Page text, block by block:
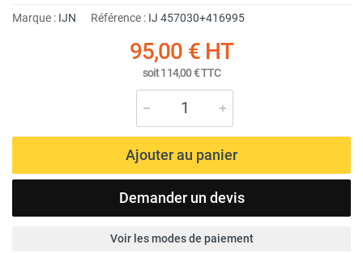
Marque : IJN Référence : IJ 457030+416995
95,00 €HT
soit114,00 €TTC
Ajouter au panier
Demander un devis
Voir les modes de paiement